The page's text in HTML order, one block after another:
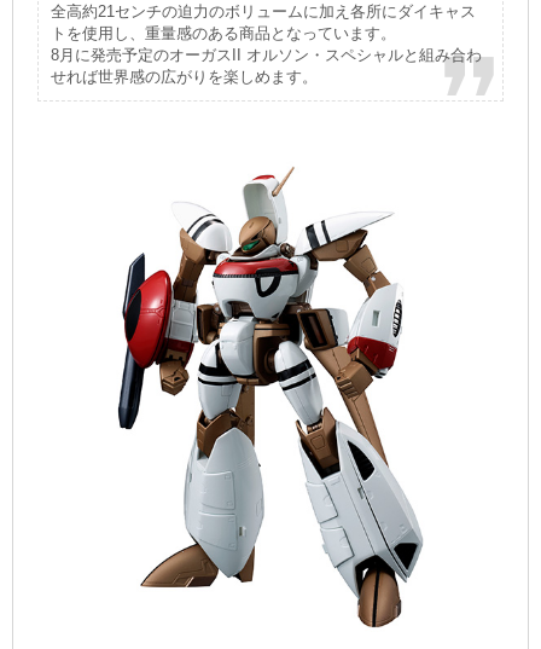
全高約21センチの迫力のボリュームに加え各所にダイキャス
トを使用し、重量感のある商品となっています。
8月に発売予定のオーガスII オルソン・スペシャルと組み合わ
せれば世界感の広がりを楽しめます。